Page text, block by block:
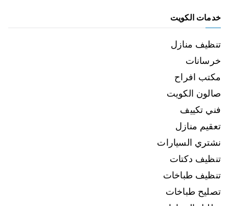
خدمات الكويت
تنظيف منازل
خرسانات
مكتب افراح
صالون الكويت
فني تكييف
تعقيم منازل
نشتري السيارات
تنظيف دكتات
تنظيف طباخات
تصليح طباخات